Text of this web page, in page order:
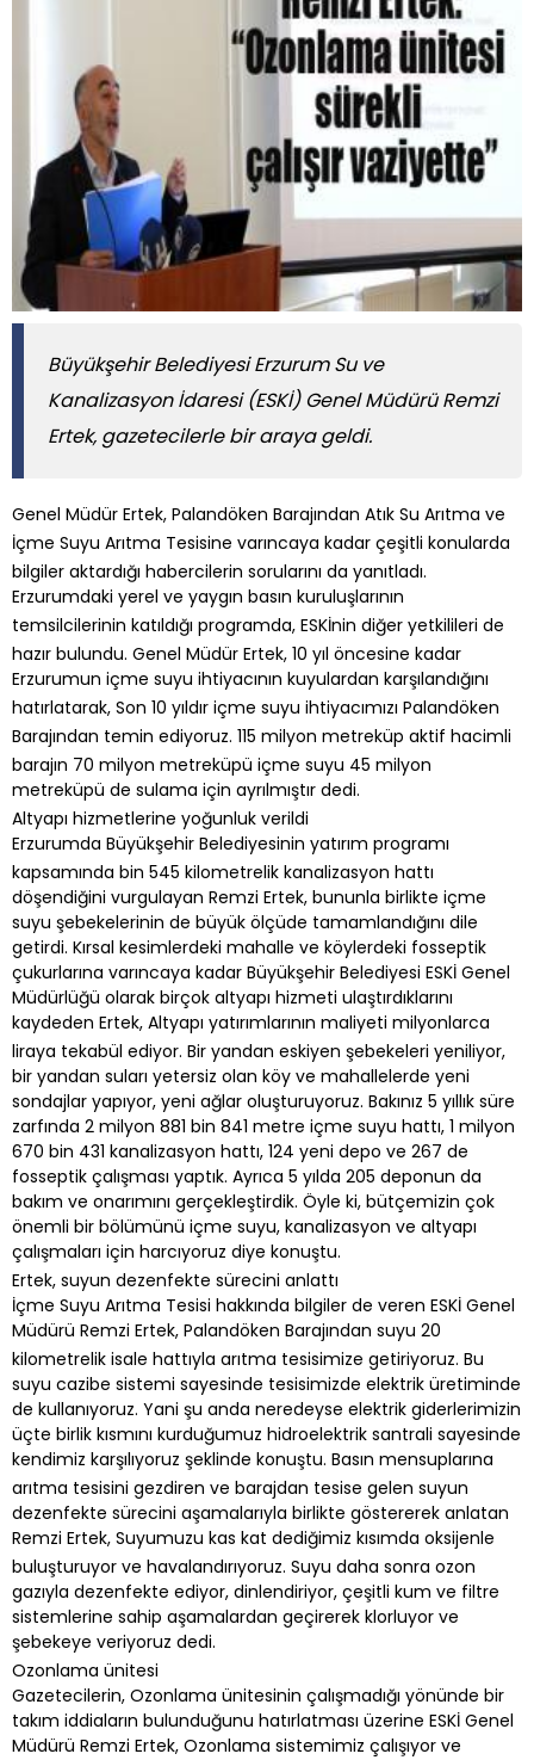
Büyükşehir Belediyesi Erzurum Su ve
Kanalizasyon İdaresi (ESKİ) Genel Müdürü Remzi
Ertek, gazetecilerle bir araya geldi.
Genel Müdür Ertek, Palandöken Barajından Atık Su Arıtma ve
İçme Suyu Arıtma Tesisine varıncaya kadar çeşitli konularda
bilgiler aktardığı habercilerin sorularını da yanıtladı.
Erzurumdaki yerel ve yaygın basın kuruluşlarının
temsilcilerinin katıldığı programda, ESKİnin diğer yetkilileri de
hazır bulundu. Genel Müdür Ertek, 10 yıl öncesine kadar
Erzurumun içme suyu ihtiyacının kuyulardan karşılandığını
hatırlatarak, Son 10 yıldır içme suyu ihtiyacımızı Palandöken
Barajından temin ediyoruz. 115 milyon metreküp aktif hacimli
barajın 70 milyon metreküpü içme suyu 45 milyon
metreküpü de sulama için ayrılmıştır dedi.
Altyapı hizmetlerine yoğunluk verildi
Erzurumda Büyükşehir Belediyesinin yatırım programı
kapsamında bin 545 kilometrelik kanalizasyon hattı
döşendiğini vurgulayan Remzi Ertek, bununla birlikte içme
suyu şebekelerinin de büyük ölçüde tamamlandığını dile
getirdi. Kırsal kesimlerdeki mahalle ve köylerdeki fosseptik
çukurlarına varıncaya kadar Büyükşehir Belediyesi ESKİ Genel
Müdürlüğü olarak birçok altyapı hizmeti ulaştırdıklarını
kaydeden Ertek, Altyapı yatırımlarının maliyeti milyonlarca
liraya tekabül ediyor. Bir yandan eskiyen şebekeleri yeniliyor,
bir yandan suları yetersiz olan köy ve mahallelerde yeni
sondajlar yapıyor, yeni ağlar oluşturuyoruz. Bakınız 5 yıllık süre
zarfında 2 milyon 881 bin 841 metre içme suyu hattı, 1 milyon
670 bin 431 kanalizasyon hattı, 124 yeni depo ve 267 de
fosseptik çalışması yaptık. Ayrıca 5 yılda 205 deponun da
bakım ve onarımını gerçekleştirdik. Öyle ki, bütçemizin çok
önemli bir bölümünü içme suyu, kanalizasyon ve altyapı
çalışmaları için harcıyoruz diye konuştu.
Ertek, suyun dezenfekte sürecini anlattı
İçme Suyu Arıtma Tesisi hakkında bilgiler de veren ESKİ Genel
Müdürü Remzi Ertek, Palandöken Barajından suyu 20
kilometrelik isale hattıyla arıtma tesisimize getiriyoruz. Bu
suyu cazibe sistemi sayesinde tesisimizde elektrik üretiminde
de kullanıyoruz. Yani şu anda neredeyse elektrik giderlerimizin
üçte birlik kısmını kurduğumuz hidroelektrik santrali sayesinde
kendimiz karşılıyoruz şeklinde konuştu. Basın mensuplarına
arıtma tesisini gezdiren ve barajdan tesise gelen suyun
dezenfekte sürecini aşamalarıyla birlikte göstererek anlatan
Remzi Ertek, Suyumuzu kas kat dediğimiz kısımda oksijenle
buluşturuyor ve havalandırıyoruz. Suyu daha sonra ozon
gazıyla dezenfekte ediyor, dinlendiriyor, çeşitli kum ve filtre
sistemlerine sahip aşamalardan geçirerek klorluyor ve
şebekeye veriyoruz dedi.
Ozonlama ünitesi
Gazetecilerin, Ozonlama ünitesinin çalışmadığı yönünde bir
takım iddiaların bulunduğunu hatırlatması üzerine ESKİ Genel
Müdürü Remzi Ertek, Ozonlama sistemimiz çalışıyor ve